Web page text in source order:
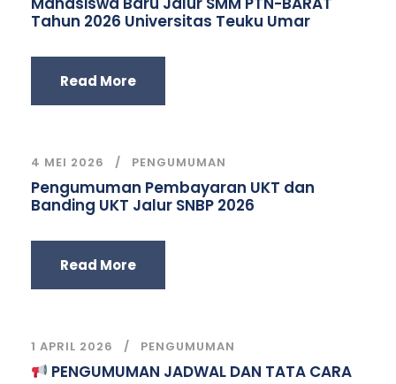
Tahun 2026 Universitas Teuku Umar
Read More
4 MEI 2026 PENGUMUMAN
Pengumuman Pembayaran UKT dan
Banding UKT Jalur SNBP 2026
Read More
1 APRIL 2026 PENGUMUMAN
PENGUMUMAN JADWAL DAN TATA CARA